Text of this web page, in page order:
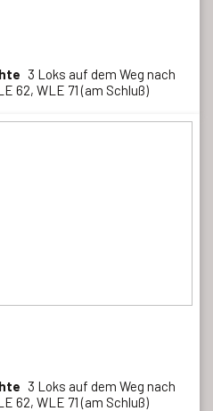
3 Loks auf dem Weg nach
62, WLE 71 (am Schluß)
3 Loks auf dem Weg nach
62, WLE 71 (am Schluß)